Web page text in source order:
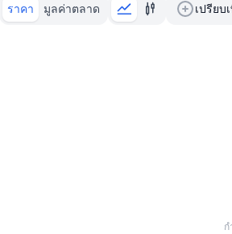
ราคา มูลค่าตลาด เปรียบ